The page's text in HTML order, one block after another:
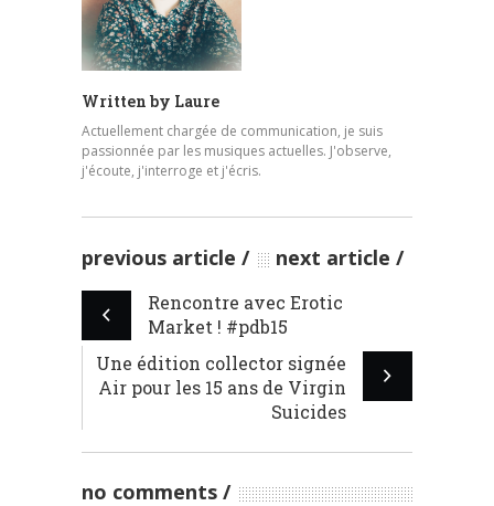
Written by Laure
Actuellement chargée de communication, je suis
passionnée par les musiques actuelles. J'observe,
j'écoute, j'interroge et j'écris.
previous article next article
Rencontre avec Erotic
Market ! #pdb15
Une édition collector signée
Air pour les 15 ans de Virgin
Suicides
no comments